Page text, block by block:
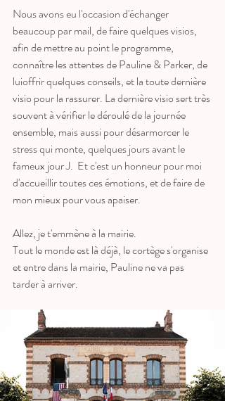
Nous avons eu l'occasion d'échanger
beaucoup par mail, de faire quelques visios,
afin de mettre au point le programme,
connaître les attentes de Pauline & Parker, de
luioffrir quelques conseils, et la toute dernière
visio pour la rassurer. La dernière visio sert très
souvent à vérifier le déroulé de la journée
ensemble, mais aussi pour désarmorcer le
stress qui monte, quelques jours avant le
fameux jour J.  Et c'est un honneur pour moi
d'accueillir toutes ces émotions, et de faire de
mon mieux pour vous apaiser.
Allez, je t'emmène à la mairie.
Tout le monde est là déjà, le cortège s'organise
et entre dans la mairie, Pauline ne va pas
tarder à arriver.